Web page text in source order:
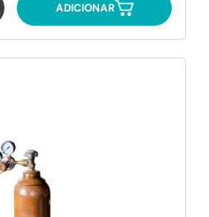
ADICIONAR